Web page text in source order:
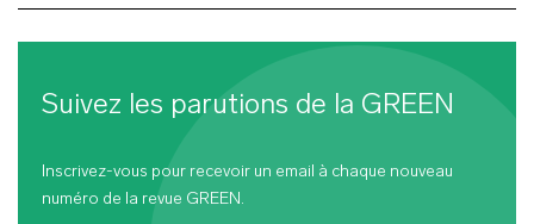
Suivez les parutions de la GREEN
Inscrivez-vous pour recevoir un email à chaque nouveau
numéro de la revue GREEN.